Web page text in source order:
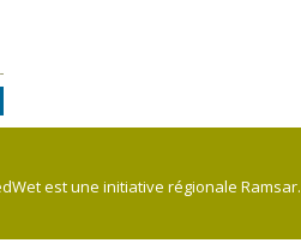
est une initiative régionale Ramsar.